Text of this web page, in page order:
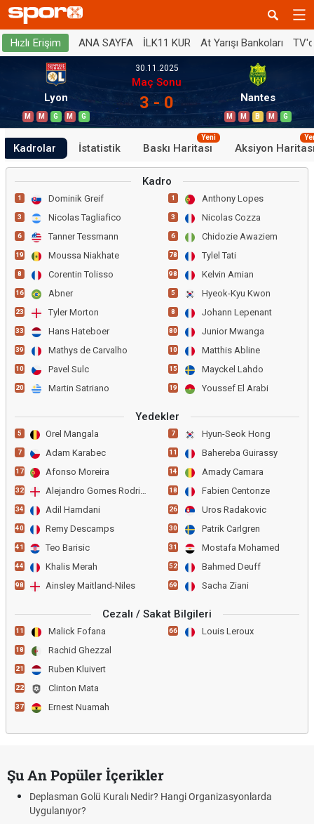
Hızlı Erişim ANA SAYFA İLK11 KUR At Yarışı Bankoları
Lyon
M M G M G
30.11.2025
Maç Sonu
3 - 0 Nantes
M M B M G
Kadrolar İstatistik Baskı Haritası
Yeni
Aksiyon
Kadro
1 Dominik Greif
3 Nicolas Tagliafico
6 Tanner Tessmann
19 Moussa Niakhate
8 Corentin Tolisso
16 Abner
23 Tyler Morton
33 Hans Hateboer
39 Mathys de Carvalho
10 Pavel Sulc
20 Martin Satriano
1 Anthony Lopes
3 Nicolas Cozza
6 Chidozie Awaziem
78 Tylel Tati
98 Kelvin Amian
5 Hyeok-Kyu Kwon
8 Johann Lepenant
80 Junior Mwanga
10 Matthis Abline
15 Mayckel Lahdo
19 Youssef El Arabi
Yedekler
5 Orel Mangala
7 Adam Karabec
17 Afonso Moreira
32 Alejandro Gomes Rodriguez
34 Adil Hamdani
40 Remy Descamps
41 Teo Barisic
44 Khalis Merah
98 Ainsley Maitland-Niles
7 Hyun-Seok Hong
11 Bahereba Guirassy
14 Amady Camara
18 Fabien Centonze
26 Uros Radakovic
30 Patrik Carlgren
31 Mostafa Mohamed
52 Bahmed Deuff
69 Sacha Ziani
Cezalı / Sakat Bilgileri
11 Malick Fofana
18 Rachid Ghezzal
21 Ruben Kluivert
22 Clinton Mata
37 Ernest Nuamah
66 Louis Leroux
Şu An Popüler İçerikler
Deplasman Golü Kuralı Nedir? Hangi Organizasyonlarda
Uygulanıyor?